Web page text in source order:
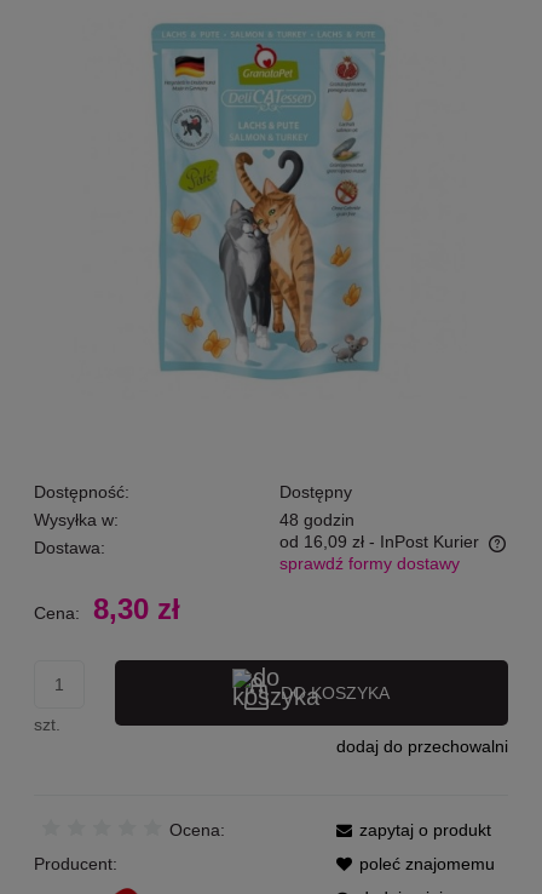
Dostępność:
Dostępny
Wysyłka w:
48 godzin
Dostawa:
od 16,09 zł - InPost Kurier
Cena nie zawiera ewentualnych kosztów płatności
sprawdź formy dostawy
Cena: 8,30 zł
szt.
DO KOSZYKA
dodaj do przechowalni
Ocena:
Producent:
zapytaj o produkt
poleć znajomemu